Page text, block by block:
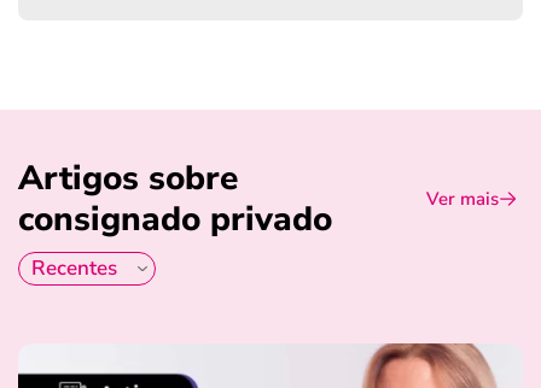
Artigos sobre
consignado privado
Ver mais